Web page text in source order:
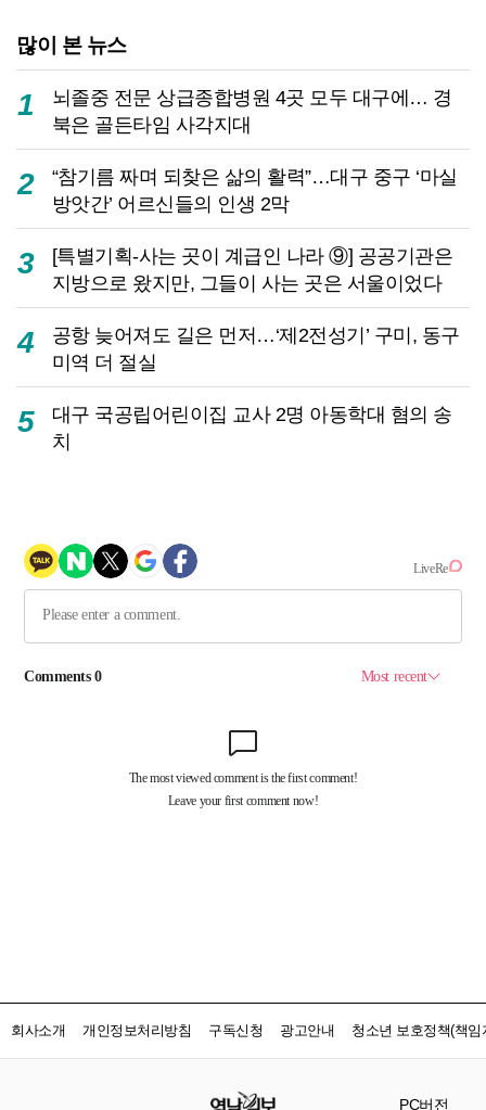
많이 본 뉴스
1
뇌졸중 전문 상급종합병원 4곳 모두 대구에… 경
북은 골든타임 사각지대
2
“참기름 짜며 되찾은 삶의 활력”…대구 중구 ‘마실
방앗간’ 어르신들의 인생 2막
3
[특별기획-사는 곳이 계급인 나라 ⑨] 공공기관은
지방으로 왔지만, 그들이 사는 곳은 서울이었다
4
공항 늦어져도 길은 먼저…‘제2전성기’ 구미, 동구
미역 더 절실
5
대구 국공립어린이집 교사 2명 아동학대 혐의 송
치
회사소개 개인정보처리방침 구독신청 광고안내 청소년 보호정책(책임
PC버전